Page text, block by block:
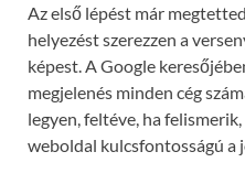
Az első lépést már
helyezést szerezzen a
képest. A Google
megjelenés minden cég
legyen, feltéve, ha
weboldal kulcsfontosságú a